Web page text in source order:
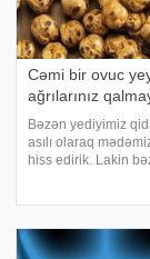
Cəmi bir ovuc
ağrılarınız
Bəzən yediyimiz
asılı olaraq
hiss edirik. Lakin
edirsinizsə,